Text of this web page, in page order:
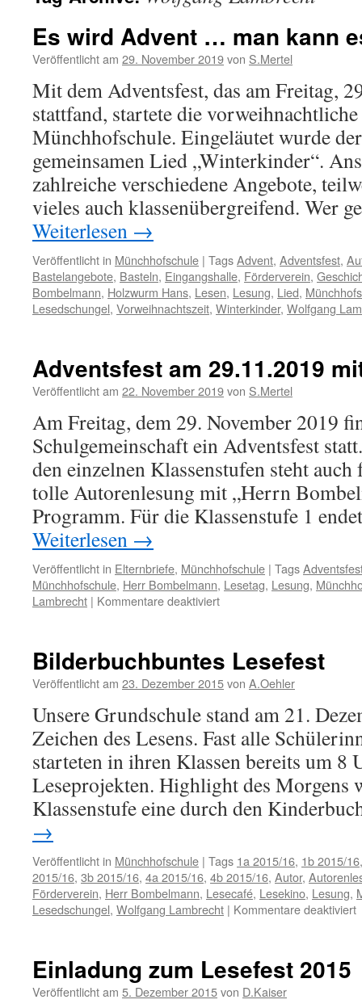
Es wird Advent … man kann
Veröffentlicht am 29. November 2019von S.Mertel
Mit dem Adventsfest, das am Freitag,
stattfand, startete die
Münchhofschule. Eingeläutet wurde
gemeinsamen Lied „Winterkinder“.
zahlreiche verschiedene Angebote,
vieles auch klassenübergreifend. Wer
Weiterlesen →
Veröffentlicht in Münchhofschule | TagsAdvent, Adventsfest,
Bastelangebote, Basteln, Eingangshalle, Förderverein,
Bombelmann, Holzwurm Hans, Lesen, Lesung, Lied,
Lesedschungel, Vorweihnachtszeit, Winterkinder, Wolfgang
Adventsfest am 29.11.2019
Veröffentlicht am 22. November 2019von S.Mertel
Am Freitag, dem 29. November 2019
Schulgemeinschaft ein Adventsfest
den einzelnen Klassenstufen steht
tolle Autorenlesung mit „Herrn
Programm. Für die Klassenstufe 1
Weiterlesen →
Veröffentlicht in Elternbriefe, Münchhofschule | Tags
Münchhofschule, Herr Bombelmann, Lesetag, Lesung,
Lambrecht | Kommentare deaktiviertfür
mit
Autorenlesung
Bilderbuchbuntes Lesefest
Veröffentlicht am 23. Dezember 2015von A.Oehler
Unsere Grundschule stand am 21.
Zeichen des Lesens. Fast alle
starteten in ihren Klassen bereits um 8
Leseprojekten. Highlight des Morgens
Klassenstufe eine durch den
→
Veröffentlicht in Münchhofschule | Tags 1a 2015/16, 1b 2015/16
2015/16, 3b 2015/16, 4a 2015/16, 4b 2015/16, Autor,
Förderverein, Herr Bombelmann, Lesecafé, Lesekino, Lesung,
Lesedschungel, Wolfgang Lambrecht | Kommentare deaktiviert
Einladung zum Lesefest 2015
Veröffentlicht am 5. Dezember 2015von D.Kaiser